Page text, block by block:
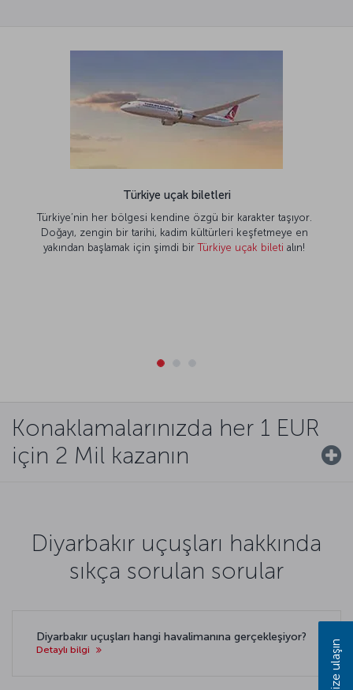
Türkiye uçak biletleri
Türkiye’nin her bölgesi kendine özgü bir karakter taşıyor.
Doğayı, zengin bir tarihi, kadim kültürleri keşfetmeye en
yakından başlamak için şimdi birTürkiye uçak bileti alın!
Konaklamalarınızda her 1 EUR
için 2 Mil kazanın
Diyarbakır uçuşları hakkında
sıkça sorulan sorular
Diyarbakır uçuşları hangi havalimanına gerçekleşiyor?
Detaylı bilgi Bize ulaşın